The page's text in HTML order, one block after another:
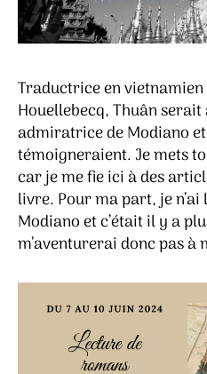
Traductrice en
Houellebecq, Thuân
admiratrice de Modiano
témoigneraient. Je mets
car je me fie ici à des
livre. Pour ma part, je n’ai
Modiano et c’était il y a
m’aventurerai donc pas à